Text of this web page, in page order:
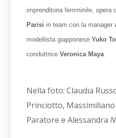
imprenditoria femminile, opera
Parisi in team con la manager
modellista giapponeseYuko
conduttriceVeronica Maya.
Nella foto: Claudia
Princiotto, Massimiliano
Paratore e Alessandra